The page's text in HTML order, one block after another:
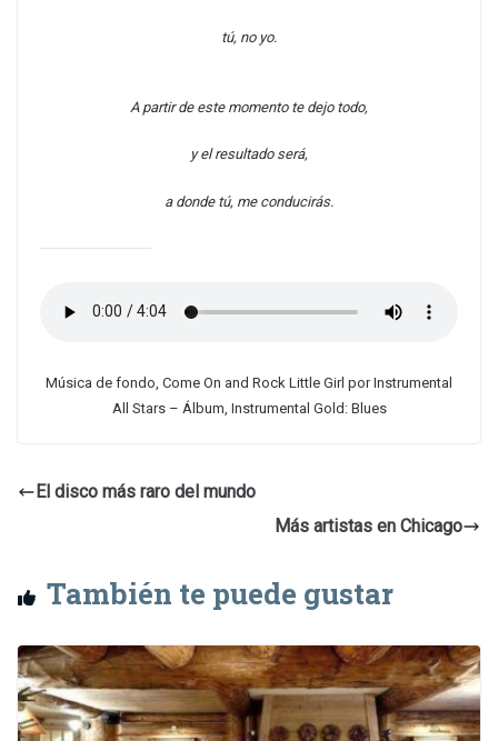
tú, no yo.
A partir de este momento te dejo todo,
y el resultado será,
a donde tú, me conducirás.
Música de fondo, Come On and Rock Little Girl por Instrumental
All Stars – Álbum, Instrumental Gold: Blues
El disco más raro del mundo
Más artistas en Chicago
También te puede gustar